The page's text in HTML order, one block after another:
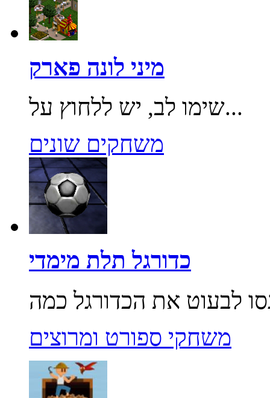
מיני לונה פארק
שימו לב, יש ללחוץ על...
משחקים שונים
כדורגל תלת מימדי
משחקי ספורט ומרוצים